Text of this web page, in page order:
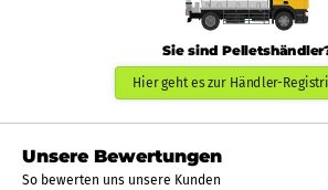
Sie sind
Hier geht es zur Händler-
Unsere Bewertungen
So bewerten uns unsere Kunden